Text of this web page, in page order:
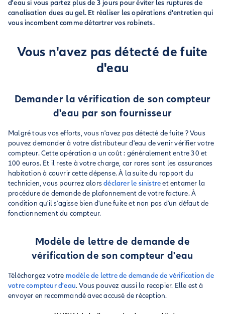
d'eau si vous partez plus de 3 jours pour éviter les ruptures de
canalisation dues au gel. Et réaliser les opérations d'entretien qui
vous incombent comme détartrer vos robinets.
Vous n'avez pas détecté de fuite
d'eau
Demander la vérification de son compteur
d'eau par son fournisseur
Malgré tous vos efforts, vous n'avez pas détecté de fuite ? Vous
pouvez demander à votre distributeur d'eau de venir vérifier votre
compteur. Cette opération a un coût : généralement entre 30 et
100 euros. Et il reste à votre charge, car rares sont les assurances
habitation à couvrir cette dépense. À la suite du rapport du
technicien, vous pourrez alorsdéclarer le sinistreet entamer la
procédure de demande de plafonnement de votre facture. À
condition qu'il s'agisse bien d'une fuite et non pas d'un défaut de
fonctionnement du compteur.
Modèle de lettre de demande de
vérification de son compteur d'eau
Téléchargez votre modèle de lettre de demande de vérification de
votre compteur d'eau. Vous pouvez aussi la recopier. Elle est à
envoyer en recommandé avec accusé de réception.